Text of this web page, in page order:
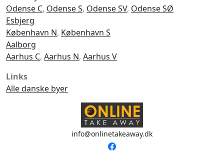
Odense C, Odense S, Odense SV, Odense SØ
Esbjerg
København N, København S
Aalborg
Aarhus C, Aarhus N, Aarhus V
Links
Alle danske byer
info@onlinetakeaway.dk